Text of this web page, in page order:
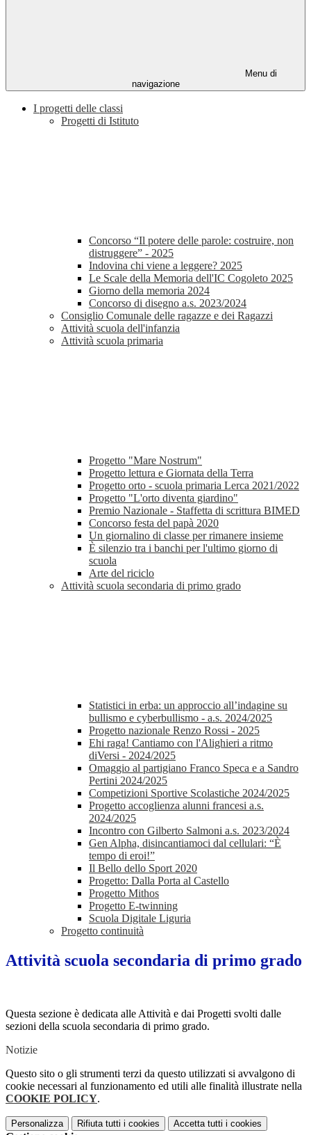
Menu di
navigazione
I progetti delle classi
Progetti di Istituto
Concorso “Il potere delle parole: costruire, non
distruggere” - 2025
Indovina chi viene a leggere? 2025
Le Scale della Memoria dell'IC Cogoleto 2025
Giorno della memoria 2024
Concorso di disegno a.s. 2023/2024
Consiglio Comunale delle ragazze e dei Ragazzi
Attività scuola dell'infanzia
Attività scuola primaria
Progetto "Mare Nostrum"
Progetto lettura e Giornata della Terra
Progetto orto - scuola primaria Lerca 2021/2022
Progetto "L'orto diventa giardino"
Premio Nazionale - Staffetta di scrittura BIMED
Concorso festa del papà 2020
Un giornalino di classe per rimanere insieme
È silenzio tra i banchi per l'ultimo giorno di
scuola
Arte del riciclo
Attività scuola secondaria di primo grado
Statistici in erba: un approccio all’indagine su
bullismo e cyberbullismo - a.s. 2024/2025
Progetto nazionale Renzo Rossi - 2025
Ehi raga! Cantiamo con l'Alighieri a ritmo
diVersi - 2024/2025
Omaggio al partigiano Franco Speca e a Sandro
Pertini 2024/2025
Competizioni Sportive Scolastiche 2024/2025
Progetto accoglienza alunni francesi a.s.
2024/2025
Incontro con Gilberto Salmoni a.s. 2023/2024
Gen Alpha, disincantiamoci dal cellulari: “È
tempo di eroi!”
Il Bello dello Sport 2020
Progetto: Dalla Porta al Castello
Progetto Mithos
Progetto E-twinning
Scuola Digitale Liguria
Progetto continuità
Attività scuola secondaria di primo grado
Questa sezione è dedicata alle Attività e dai Progetti svolti dalle
sezioni della scuola secondaria di primo grado.
Notizie
Questo sito o gli strumenti terzi da questo utilizzati si avvalgono di
cookie necessari al funzionamento ed utili alle finalità illustrate nella
COOKIE POLICY.
Personalizza Rifiuta tutti i cookies Accetta tutti i cookies